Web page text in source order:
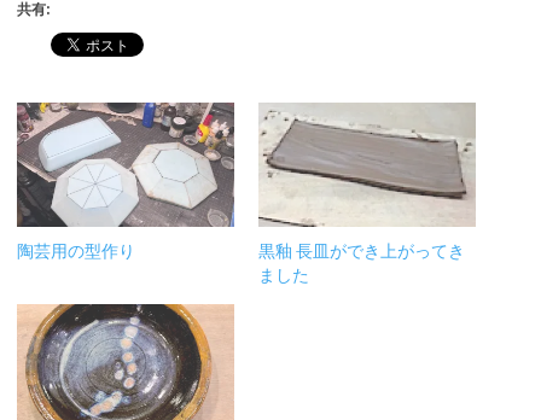
共有:
陶芸用の型作り
黒釉 長皿ができ上がってき
ました